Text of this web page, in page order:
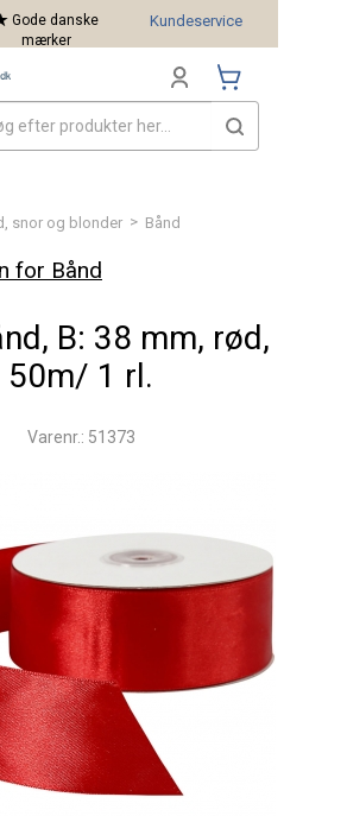
snor og blonder > Bånd
for Bånd
B: 38 mm, rød,
50m/ 1 rl.
Varenr.: 51373
Gode danske
mærker
Kundeservice
Mærker